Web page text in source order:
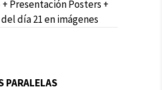
Presentación Posters +
día 21 en imágenes
PARALELAS